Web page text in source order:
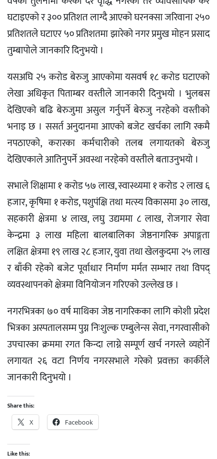
घटाइएको र ३०० प्रतिशत लाग्दै आएको घरनक्सा जरिवाना २५०
प्रतिशतले घटाएर ५० प्रतिशतमा झारेको नगर प्रमुख मोहन प्रसाद
तुम्बापोले जानकारि दिनुभयो ।
यसअघि २५ करोड बेरुजु आएकोमा यसवर्ष १८ करोड घटाएको
लेखा अधिकृत पिताम्बर वस्तीले जानकारी दिनुभयो । भुलबस
देखिएको बढि बेरुजुमा असुल गर्नुपर्ने बेरुजु नरहेको वस्तीको
भनाइ छ । ससर्त अनुदानमा आएको बजेट खर्चका लागि रकमै
नपठाएको, करारका कर्मचारीको तलब लगायतको बेरुजु
देखिएकाले आतिनुपर्ने अवस्था नरहेको वस्तीले बताउनुभयो ।
सभाले शिक्षामा १ करोड ५७ लाख, स्वास्थ्यमा १ करोड २ लाख ६
हजार, कृषिमा १ करोड, पशुपंक्षि तथा मत्स्य विकासमा ३० लाख,
सहकारी क्षेत्रमा ४ लाख, लघु उद्यममा ८ लाख, रोजगार सेवा
केन्द्रमा ३ लाख महिला बालबालिका जेष्ठनागरिक अपाङ्गता
लक्षित क्षेत्रमा १९ लाख २८ हजार, युवा तथा खेलकुदमा २५ लाख
र बाँकी रहेको बजेट पूर्वाधार निर्माण मर्मत सम्भार तथा विपद्
व्यवस्थापनको क्षेत्रमा विनियोजन गरिएको उल्लेख छ ।
नगरभित्रका ७० वर्ष माथिका जेष्ठ नागरिकका लागि कोशी प्रदेश
भित्रका अस्पतालसम्म पुग्न निःशुल्क एम्बुलेन्स सेवा, नगरवासीको
उपचारका क्रममा रगत किन्दा लाग्ने सम्पूर्ण खर्च नगरले व्यहोर्ने
लगायत २६ वटा निर्णय नगरसभाले गरेको प्रवक्ता कार्कीले
जानकारी दिनुभयो ।
Share this:
X Facebook
Like this: